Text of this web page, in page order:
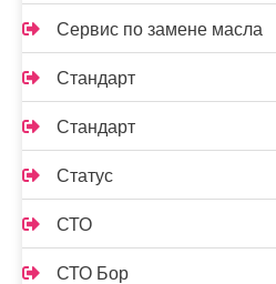
Сервис по замене масла
Стандарт
Стандарт
Статус
СТО
СТО Бор